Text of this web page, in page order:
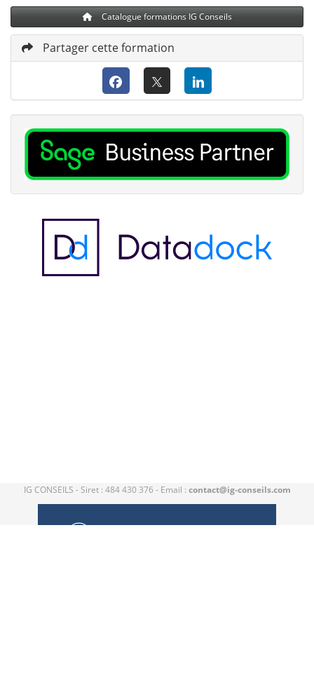
Catalogue formations IG Conseils
Partager cette formation
IG CONSEILS - Siret : 484 430 376 - Email : contact@ig-conseils.com